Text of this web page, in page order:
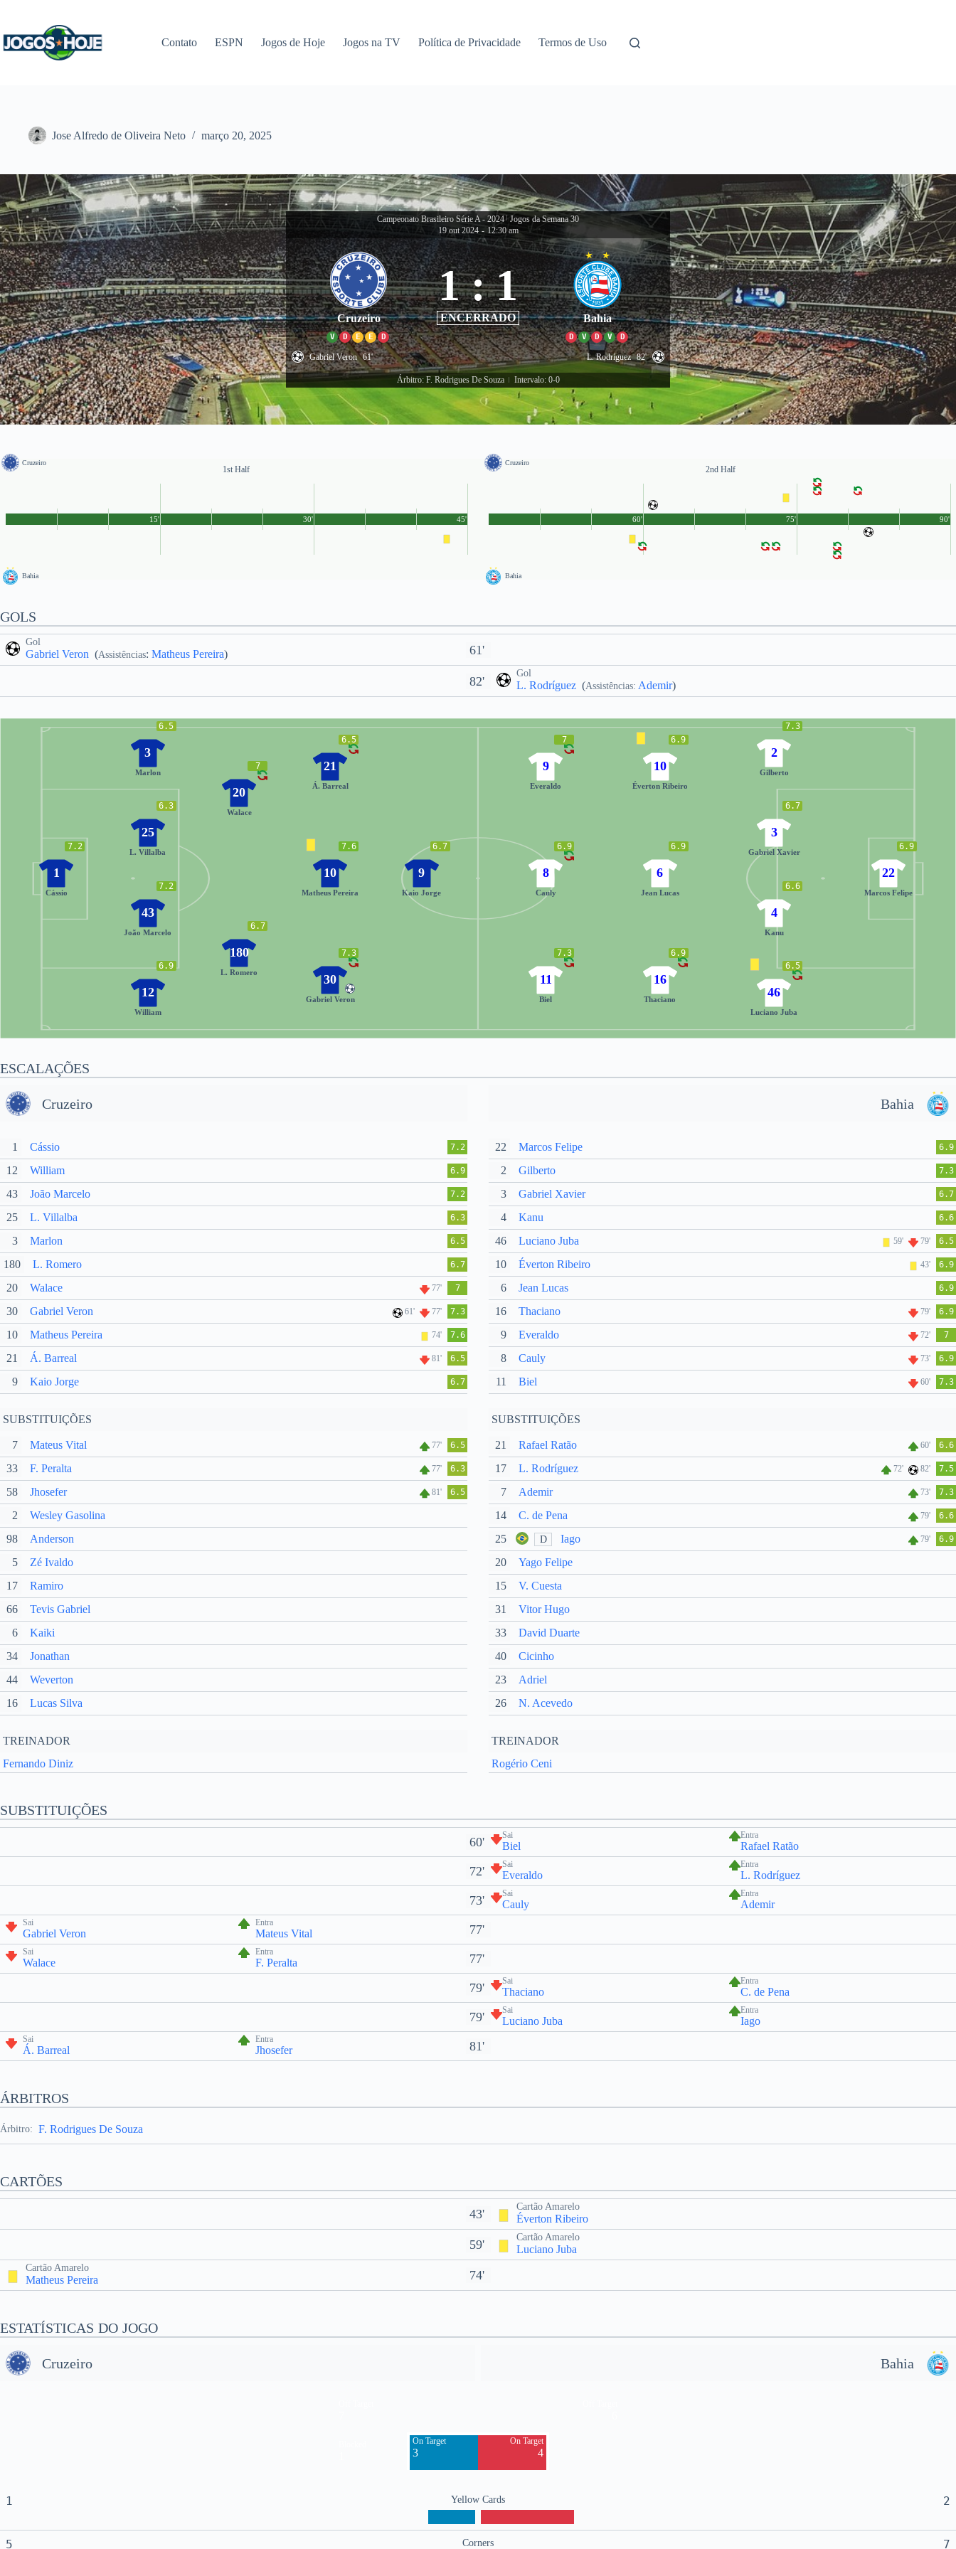
conteúdo
Contato ESPN Jogos de Hoje Jogos na TV Política de Privacidade Termos de Uso
Jose Alfredo de Oliveira Neto março 20, 2025
Campeonato Brasileiro Série A - 2024 | Jogos da Semana 30
19 out 2024 - 12:30 am
Cruzeiro
V D E E D
1 : 1
ENCERRADO Bahia
D V D V D
Gabriel Veron 61' L. Rodríguez 82'
Árbitro: F. Rodrigues De Souza Intervalo: 0-0
Cruzeiro
1st Half
Bahia
45'
15' 30'
Cruzeiro
2nd Half
Bahia
90'
60' 75'
GOLS
Gol
Gabriel Veron (Assistências: Matheus Pereira) 61'
82'
Gol
L. Rodríguez (Assistências: Ademir)
7.2
1
Cássio
6.5
3
Marlon
6.3
25
L. Villalba
7.2
43
João Marcelo
6.9
12
William
7
20
Walace
6.7
180
L. Romero
6.5
21
Á. Barreal
7.6
10
Matheus Pereira
7.3
30
Gabriel Veron
6.7
9
Kaio Jorge
6.9
22
Marcos Felipe
6.5
46
Luciano Juba
6.6
4
Kanu
6.7
3
Gabriel Xavier
7.3
2
Gilberto
6.9
16
Thaciano
6.9
6
Jean Lucas
6.9
10
Éverton Ribeiro
7.3
11
Biel
6.9
8
Cauly
7
9
Everaldo
ESCALAÇÕES
Cruzeiro
1 Cássio 7.2
12 William 6.9
43 João Marcelo 7.2
25 L. Villalba 6.3
3 Marlon 6.5
180 L. Romero 6.7
20 Walace 77' 7
30 Gabriel Veron 61' 77' 7.3
10 Matheus Pereira 74' 7.6
21 Á. Barreal 81' 6.5
9 Kaio Jorge 6.7
SUBSTITUIÇÕES
7 Mateus Vital 77' 6.5
33 F. Peralta 77' 6.3
58 Jhosefer 81' 6.5
2
Wesley Gasolina
98
Anderson
5
Zé Ivaldo
17
Ramiro
66
Tevis Gabriel
6
Kaiki
34
Jonathan
44
Weverton
16
Lucas Silva
TREINADOR
Fernando Diniz
Bahia
22 Marcos Felipe 6.9
2 Gilberto 7.3
3 Gabriel Xavier 6.7
4 Kanu 6.6
46 Luciano Juba 59' 79' 6.5
10 Éverton Ribeiro 43' 6.9
6 Jean Lucas 6.9
16 Thaciano 79' 6.9
9 Everaldo 72' 7
8 Cauly 73' 6.9
11 Biel 60' 7.3
SUBSTITUIÇÕES
21 Rafael Ratão 60' 6.6
17 L. Rodríguez 72' 82' 7.5
7 Ademir 73' 7.3
14 C. de Pena 79' 6.6
25 D Iago 79' 6.9
20
Yago Felipe
15
V. Cuesta
31
Vitor Hugo
33
David Duarte
40
Cicinho
23
Adriel
26
N. Acevedo
TREINADOR
Rogério Ceni
SUBSTITUIÇÕES
60' Sai
Biel
Entra
Rafael Ratão
72' Sai
Everaldo
Entra
L. Rodríguez
73' Sai
Cauly
Entra
Ademir
Sai
Gabriel Veron
Entra
Mateus Vital 77'
Sai
Walace
Entra
F. Peralta 77'
79' Sai
Thaciano
Entra
C. de Pena
79' Sai
Luciano Juba
Entra
Iago
Sai
Á. Barreal
Entra
Jhosefer 81'
ÁRBITROS
Árbitro: F. Rodrigues De Souza
CARTÕES
43'
Cartão Amarelo
Éverton Ribeiro
59'
Cartão Amarelo
Luciano Juba
Cartão Amarelo
Matheus Pereira 74'
ESTATÍSTICAS DO JOGO
Cruzeiro Bahia
On Target
3
On Target
4
1 Yellow Cards 2
5 Corners 7